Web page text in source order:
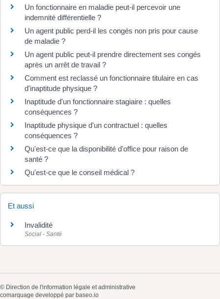
Un fonctionnaire en maladie peut-il percevoir une
indemnité différentielle ?
Un agent public perd-il les congés non pris pour cause
de maladie ?
Un agent public peut-il prendre directement ses congés
après un arrêt de travail ?
Comment est reclassé un fonctionnaire titulaire en cas
d'inaptitude physique ?
Inaptitude d'un fonctionnaire stagiaire : quelles
conséquences ?
Inaptitude physique d'un contractuel : quelles
conséquences ?
Qu'est-ce que la disponibilité d'office pour raison de
santé ?
Qu'est-ce que le conseil médical ?
Et aussi
Invalidité
Social - Santé
© Direction de l'information légale et administrative
comarquage developpé par baseo.io